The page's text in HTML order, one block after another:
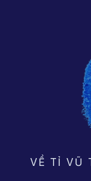
VỀ TỈ VŨ